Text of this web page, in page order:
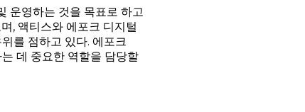
운영하는 것을 목표로 하고
, 액티스와 에포크 디지털
를 점하고 있다. 에포크
데 중요한 역할을 담당할